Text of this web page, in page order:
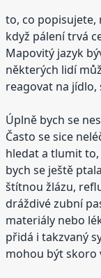
to, co popisujete,
když pálení trvá
Mapovitý jazyk
některých lidí
reagovat na
Úplně bych se
Často se sice
hledat a tlumit to,
bych se ještě
štítnou žlázu,
dráždivé zubní
materiály nebo
přidá i takzvaný
mohou být skoro